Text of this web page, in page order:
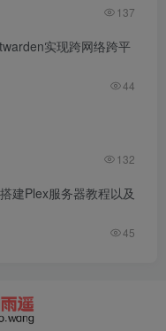
137
实现跨网络跨平
44
132
建Plex服务器教程以及
45